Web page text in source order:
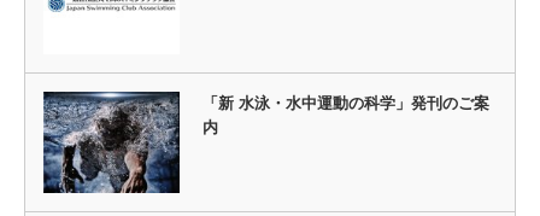
「新 水泳・水中運動の科学」発刊のご案
内